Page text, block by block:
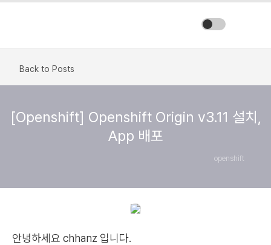
Back to Posts
[Openshift] Openshift Origin v3.11 설치,
App 배포
openshift
안녕하세요 chhanz 입니다.